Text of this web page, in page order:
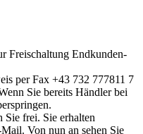
Freischaltung Endkunden-
per Fax +43 732 777811 7
Sie bereits Händler bei
Sie frei. Sie erhalten
Von nun an sehen Sie